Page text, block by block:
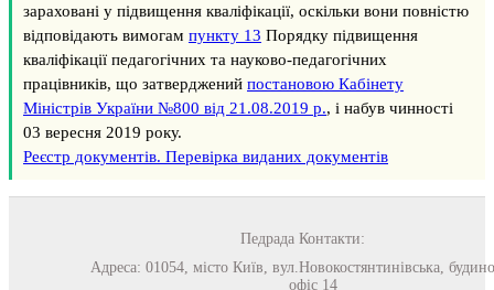
зараховані у підвищення кваліфікації, оскільки вони повністю
відповідають вимогам пункту 13 Порядку підвищення
кваліфікації педагогічних та науково-педагогічних
працівників, що затверджений постановою Кабінету
Міністрів України №800 від 21.08.2019 р., і набув чинності
03 вересня 2019 року.
Реєстр документів. Перевірка виданих документів
ПедрадаКонтакти:
Адреса: 01054, місто Київ вул.Новокостянтинівська,
офіс 14